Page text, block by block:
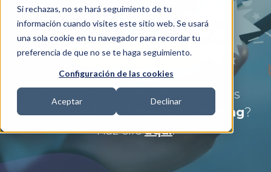
Si rechazas, no se hará seguimiento de tu
información cuando visites este sitio web. Se usará
una sola cookie en tu navegador para recordar tu
preferencia de que no se te haga seguimiento.
Configuración de las cookies
Aceptar Declinar
completo.
DESCARGAR ESTUDIO
¿Quieres saber más sobre nuestros
servicios deSocial Media Marketing?
Haz clicaquí.